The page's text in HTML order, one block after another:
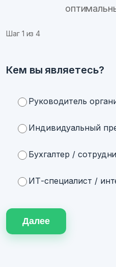
Шаг 1 из 4
Кем вы являетесь?
Руководитель
Индивидуальный
Бухгалтер /
ИТ-специалист /
Далее